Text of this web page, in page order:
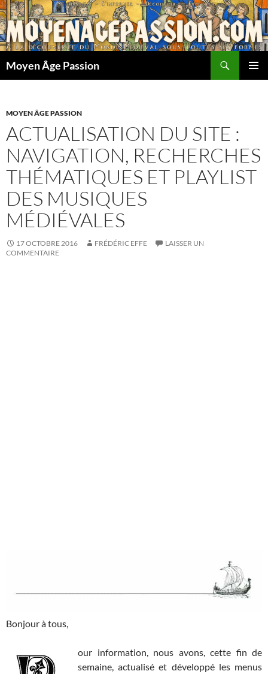
Aller
au
contenu
Moyen Âge Passion
MOYEN ÂGE PASSION
ACTUALISATION DU SITE :
NAVIGATION, RECHERCHES
THÉMATIQUES ET PLAYLIST
DES MUSIQUES
MÉDIÉVALES
17 OCTOBRE 2016 FRÉDÉRIC EFFE
LAISSER UN
COMMENTAIRE
Bonjour à tous,
our information, nous avons, cette fin de
semaine, actualisé et développé les menus